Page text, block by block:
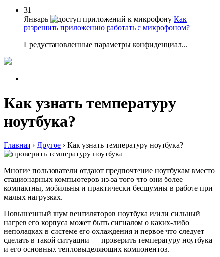
31
Январь
Как
разрешить приложению работать с микрофоном?
Предустановленные параметры конфиденциал...
Как узнать температуру
ноутбука?
Главная › Другое › Как узнать температуру ноутбука?
Многие пользователи отдают предпочтение ноутбукам вместо
стационарных компьютеров из-за того что они более
компактны, мобильны и практически бесшумны в работе при
малых нагрузках.
Повышенный шум вентиляторов ноутбука и/или сильный
нагрев его корпуса может быть сигналом о каких-либо
неполадках в системе его охлаждения и первое что следует
сделать в такой ситуации — проверить температуру ноутбука
и его основных тепловыделяющих компонентов.